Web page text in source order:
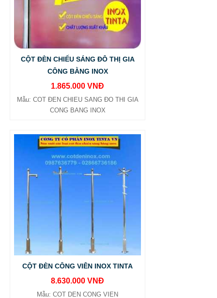
CỘT ĐÈN CHIẾU SÁNG ĐÔ THỊ GIA
CÔNG BẰNG INOX
1.865.000 VNĐ
Mẫu: COT ĐEN CHIEU SANG ĐO THI GIA
CONG BANG INOX
CỘT ĐÈN CÔNG VIÊN INOX TINTA
8.630.000 VNĐ
Mẫu: COT DEN CONG VIEN